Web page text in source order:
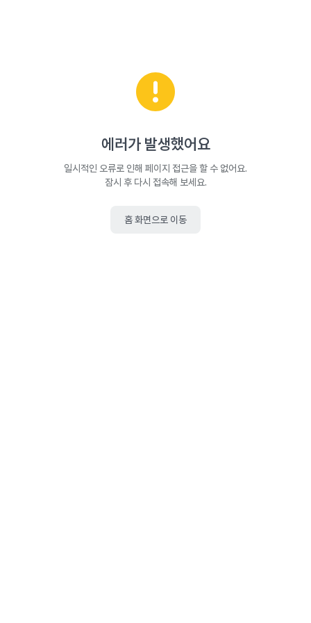
에러가 발생했어요
일시적인 오류로 인해 페이지 접근을 할 수 없어요.
잠시 후 다시 접속해 보세요.
홈 화면으로 이동